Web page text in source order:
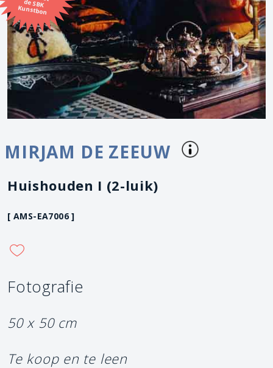
Kunstbon
MIRJAM DE ZEEUW
Huishouden I (2-luik)
[ AMS-EA7006 ]
Fotografie
50 x 50 cm
Te koop en te leen